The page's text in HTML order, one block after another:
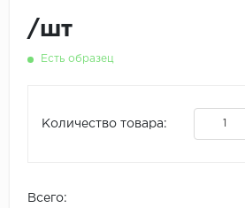
/шт
Есть образец
Количество товара:
Всего: